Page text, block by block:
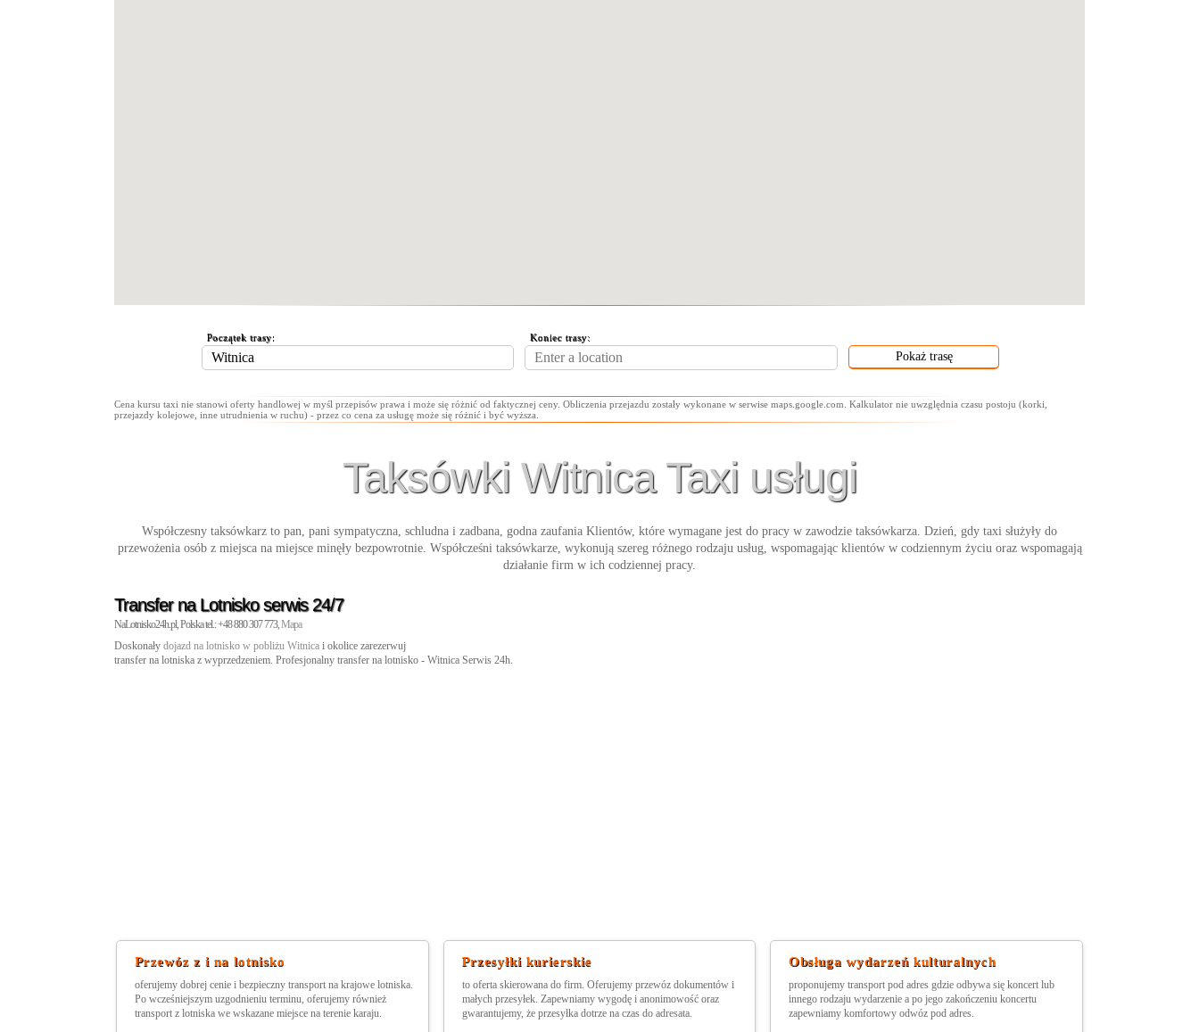
Początek trasy: Koniec trasy:
Cena kursu taxi nie stanowi oferty handlowej w myśl przepisów prawa i może się różnić od faktycznej ceny. Obliczenia przejazdu zostały wykonane w serwise maps.google.com. Kalkulator nie uwzględnia czasu postoju (korki,
przejazdy kolejowe, inne utrudnienia w ruchu) - przez co cena za usługę może się różnić i być wyższa.
Taksówki Witnica Taxi usługi
Współczesny taksówkarz to pan, pani sympatyczna, schludna i zadbana, godna zaufania Klientów, które wymagane jest do pracy w zawodzie taksówkarza. Dzień, gdy taxi służyły do
przewożenia osób z miejsca na miejsce minęły bezpowrotnie. Współcześni taksówkarze, wykonują szereg różnego rodzaju usług, wspomagając klientów w codziennym życiu oraz wspomagają
działanie firm w ich codziennej pracy.
Transfer na Lotnisko serwis 24/7
NaLotnisko24h.pl, Polska tel.: +48 880 307 773,Mapa
Doskonały dojazd na lotnisko w pobliżu Witnica i okolice zarezerwuj
transfer na lotniska z wyprzedzeniem. Profesjonalny transfer na lotnisko - Witnica Serwis 24h.
Przewóz z i na lotnisko
oferujemy dobrej cenie i bezpieczny transport na krajowe lotniska.
Po wcześniejszym uzgodnieniu terminu, oferujemy również
transport z lotniska we wskazane miejsce na terenie karaju.
Przesyłki kurierskie
to oferta skierowana do firm. Oferujemy przewóz dokumentów i
małych przesyłek. Zapewniamy wygodę i anonimowość oraz
gwarantujemy, że przesyłka dotrze na czas do adresata.
Obsługa wydarzeń kulturalnych
proponujemy transport pod adres gdzie odbywa się koncert lub
innego rodzaju wydarzenie a po jego zakończeniu koncertu
zapewniamy komfortowy odwóz pod adres.